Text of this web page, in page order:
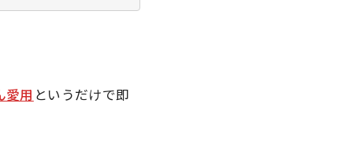
愛用 というだけで即